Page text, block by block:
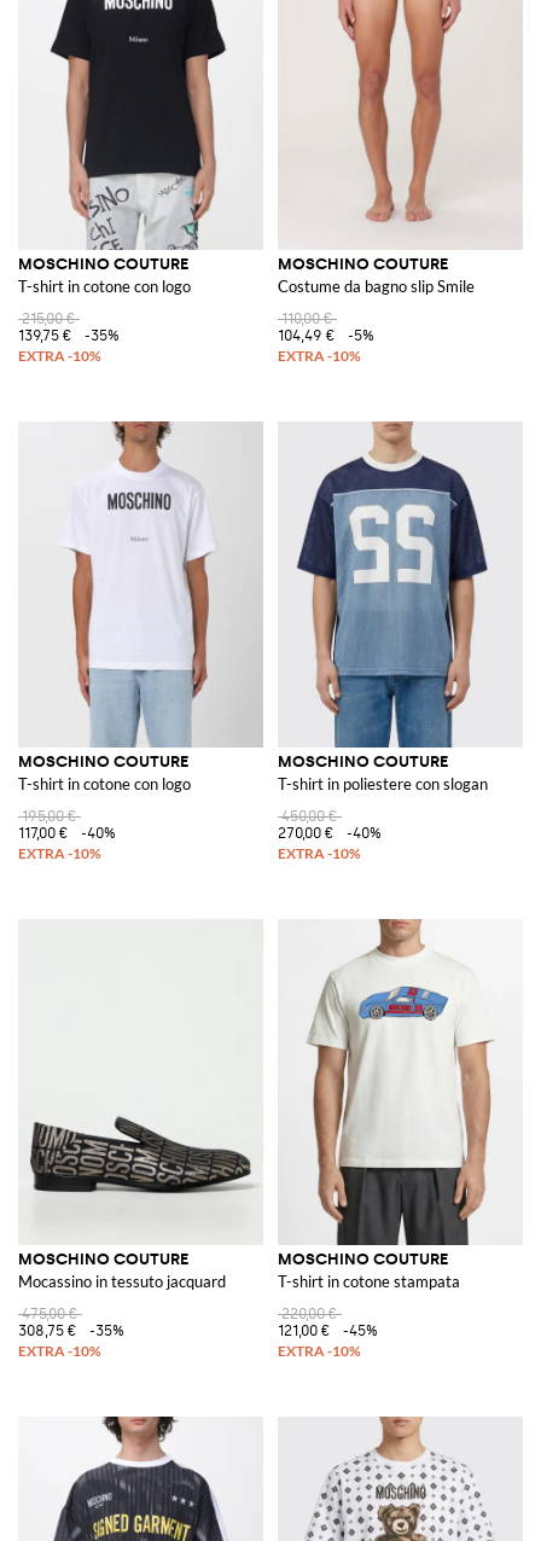
MOSCHINO COUTURE
T-shirt in cotone con logo
215,00 €
139,75 €
-35%
MOSCHINO COUTURE
Costume da bagno slip Smile
110,00 €
104,49 €
-5%
MOSCHINO COUTURE
T-shirt in cotone con logo
195,00 €
117,00 €
-40%
MOSCHINO COUTURE
T-shirt in poliestere con slogan
450,00 €
270,00 €
-40%
MOSCHINO COUTURE
Mocassino in tessuto jacquard
475,00 €
308,75 €
-35%
MOSCHINO COUTURE
T-shirt in cotone stampata
220,00 €
121,00 €
-45%